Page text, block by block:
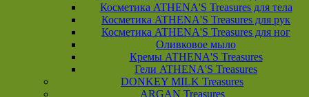
Косметика ATHENA'S Treasures для тела
Косметика ATHENA'S Treasures для рук
Косметика ATHENA'S Treasures для ног
Оливковое мыло
Кремы ATHENA'S Treasures
Гели ATHENA'S Treasures
DONKEY MILK Treasures
ARGAN Treasures